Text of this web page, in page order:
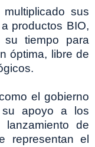
sus
productos BIO,
tiempo para
óptima, libre de
el gobierno
su apoyo a los
de
representan el